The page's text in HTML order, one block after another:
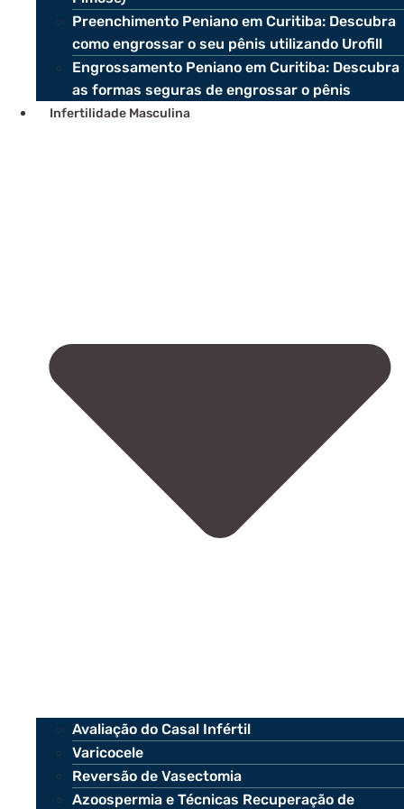
Preenchimento Peniano em Curitiba: Descubra
como engrossar o seu pênis utilizando Urofill
Engrossamento Peniano em Curitiba: Descubra
as formas seguras de engrossar o pênis
Infertilidade Masculina
Avaliação do Casal Infértil
Varicocele
Reversão de Vasectomia
Azoospermia e Técnicas Recuperação de